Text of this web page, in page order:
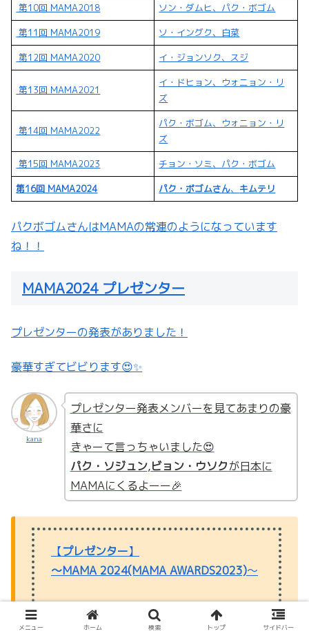
第10回 MAMA2018
ソン・ダムヒ、パク・ボゴム
第11回 MAMA2019
ソ・イングク、白菜
第12回 MAMA2020
イ・ジョンソク、スジ
第13回 MAMA2021
イ・ドヒョン、ウォニョン・リ
ズ
第14回 MAMA2022
パク・ボゴム、ウォニョン・リ
ズ
第15回 MAMA2023
チョン・ソミ、パク・ボゴム
第16回 MAMA2024
パク・ボゴムさん、 キムテリ
パクボゴムさんはMAMAの常連のようになっています
ね！！
MAMA2024 プレゼンター
プレゼンターの発表がありました！
豪華すぎてビビります😍✨
kana
プレゼンター発表メンバーを見てあまりの豪
華さに
きゃーて言っちゃいました😍
パク・ソジュン,ビョン・ウソクが日本に
MAMAにくるよーー🎉
【プレゼンター】
〜MAMA 2024(MAMA AWARDS2023)〜
コンミョン
クァク・ドンヨン
メニュー ホーム 検索 トップ サイドバー